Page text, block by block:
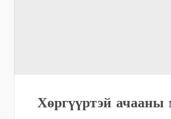
Хөргүүртэй